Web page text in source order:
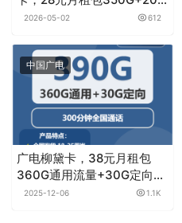
生成海报
电信湖南星卡可以选号了！！
上一篇